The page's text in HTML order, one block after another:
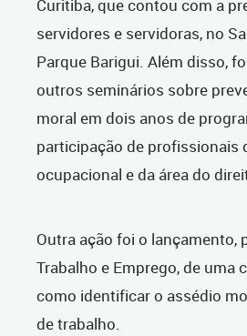
Curitiba, que contou com a
servidores e servidoras, no
Parque Barigui. Além disso,
outros seminários sobre
moral em dois anos de
participação de profissionais
ocupacional e da área do
Outra ação foi o lançamento,
Trabalho e Emprego, de uma
como identificar o assédio
de trabalho.